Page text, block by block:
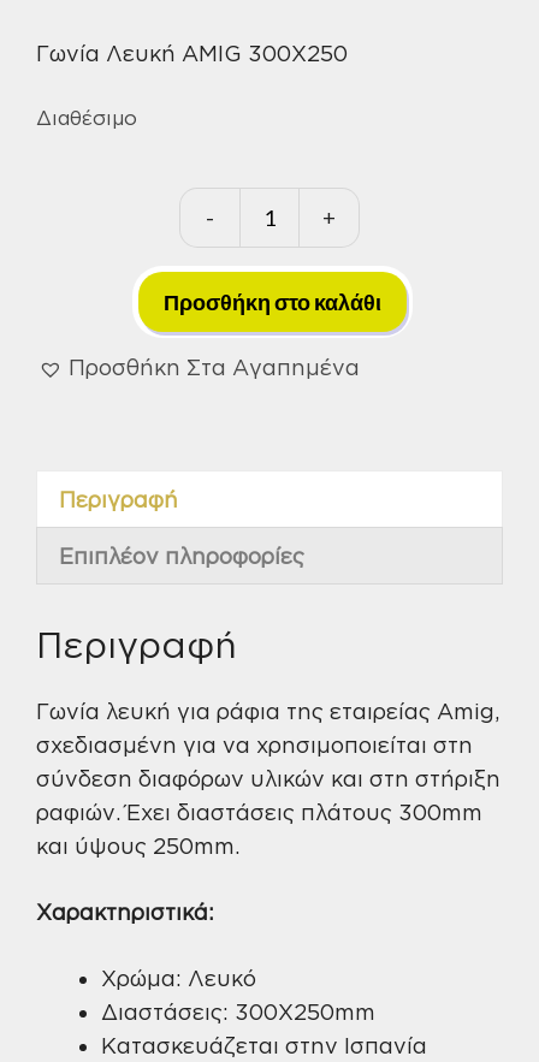
Γωνία Λευκή AMIG 300X250
Διαθέσιμο
-
Γωνία
Λευκή
AMIG
300X250mm
ποσότητα
+
Προσθήκη στο καλάθι
Προσθήκη Στα Αγαπημένα
Περιγραφή
Επιπλέον πληροφορίες
Περιγραφή
Γωνία λευκή για ράφια της εταιρείας Amig,
σχεδιασμένη για να χρησιμοποιείται στη
σύνδεση διαφόρων υλικών και στη στήριξη
ραφιών. Έχει διαστάσεις πλάτους 300mm
και ύψους 250mm.
Χαρακτηριστικά:
Χρώμα: Λευκό
Διαστάσεις: 300X250mm
Κατασκευάζεται στην Ισπανία